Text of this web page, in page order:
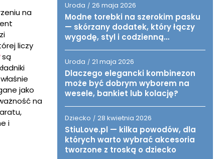
na
liczy
są
jako
na
i
Uroda / 26 maja 2026
Modne torebki na szerokim pasku
— skórzany dodatek, który łączy
wygodę, styl i codzienną
Uroda / 21 maja 2026
Dlaczego elegancki kombinezon
może być dobrym wyborem na
wesele, bankiet lub kolację?
Dziecko / 28 kwietnia 2026
StiuLove.pl — kilka powodów, dla
których warto wybrać akcesoria
tworzone z troską o dziecko